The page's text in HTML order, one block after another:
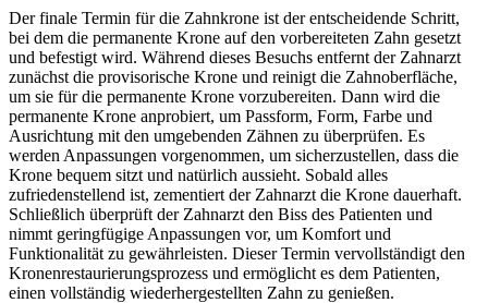
Der finale Termin für die Zahnkrone ist der entscheidende Schritt,
bei dem die permanente Krone auf den vorbereiteten Zahn gesetzt
und befestigt wird. Während dieses Besuchs entfernt der Zahnarzt
zunächst die provisorische Krone und reinigt die Zahnoberfläche,
um sie für die permanente Krone vorzubereiten. Dann wird die
permanente Krone anprobiert, um Passform, Form, Farbe und
Ausrichtung mit den umgebenden Zähnen zu überprüfen. Es
werden Anpassungen vorgenommen, um sicherzustellen, dass die
Krone bequem sitzt und natürlich aussieht. Sobald alles
zufriedenstellend ist, zementiert der Zahnarzt die Krone dauerhaft.
Schließlich überprüft der Zahnarzt den Biss des Patienten und
nimmt geringfügige Anpassungen vor, um Komfort und
Funktionalität zu gewährleisten. Dieser Termin vervollständigt den
Kronenrestaurierungsprozess und ermöglicht es dem Patienten,
einen vollständig wiederhergestellten Zahn zu genießen.